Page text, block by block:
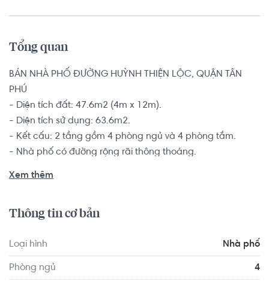
Tổng quan
BÁN NHÀ PHỐ ĐƯỜNG HUỲNH THIỆN LỘC, QUẬN TÂN
PHÚ
- Diện tích đất: 47.6m2 (4m x 12m).
- Diện tích sử dụng: 63.6m2.
- Kết cấu: 2 tầng gồm 4 phòng ngủ và 4 phòng tắm.
- Nhà phố có đường rộng rãi thông thoáng.
Vị trí nhà ngay khu trung tâm Tân Phú , sát bên hông
C Phú Thạnh, Aeon, lưu thông thuận tiện qua Quận 1, 4, 5,
7 và Tân Bình chỉ mất 5 – 10 phút.
Xem thêm
Thông tin cơ bản
Loại hình Nhà phố
Phòng ngủ 4